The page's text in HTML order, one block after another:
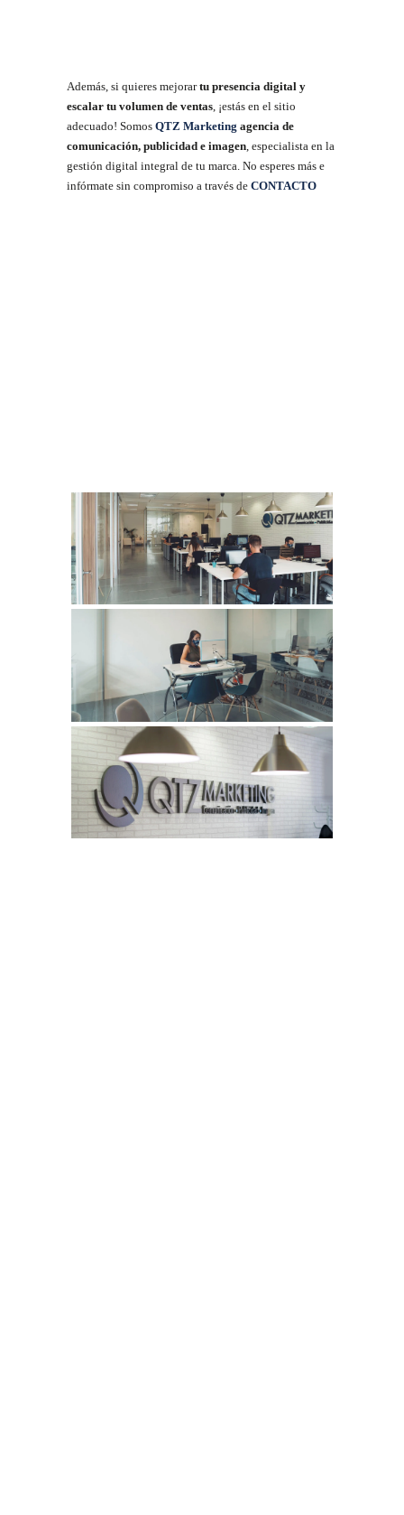
Además, si quieres mejorartu presencia digital y
escalar tu volumen de ventas, ¡estás en el sitio
adecuado! Somos QTZ Marketing agencia de
comunicación, publicidad e imagen, especialista en la
gestión digital integral de tu marca. No esperes más e
infórmate sin compromiso a través de CONTACTO